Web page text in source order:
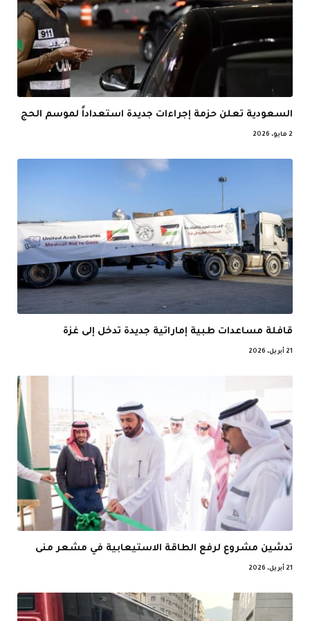
السعودية تعلن حزمة إجراءات جديدة استعداداً لموسم الحج
2 مايو، 2026
قافلة مساعدات طبية إماراتية جديدة تدخل إلى غزة
21 أبريل، 2026
تدشين مشروع لرفع الطاقة الاستيعابية في مشعر منى
21 أبريل، 2026